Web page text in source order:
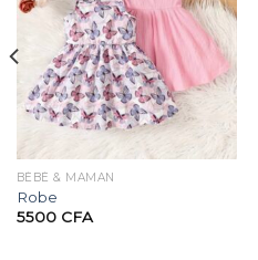
BÉBÉ & MAMAN
Robe
5500 CFA